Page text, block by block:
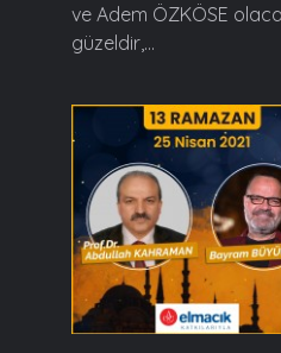
ve Adem ÖZKÖSE
güzeldir,...